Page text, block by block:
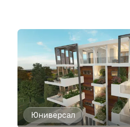
Юниверсал